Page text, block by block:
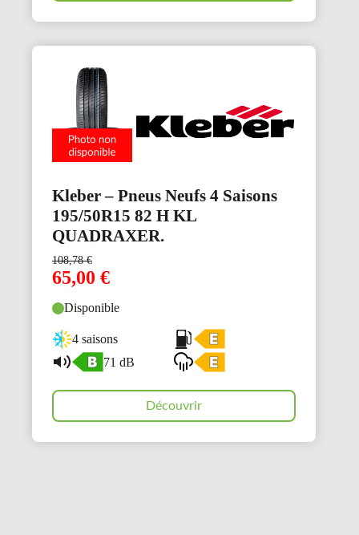
Kleber – Pneus Neufs 4 Saisons
195/50R15 82 H KL
QUADRAXER.
108,78€
65,00 €
Disponible
4 saisons
71 dB
Découvrir